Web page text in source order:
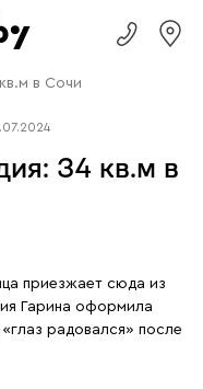
в Сочи
34 кв.м в
приезжает сюда из
Гарина оформила
радовался» после